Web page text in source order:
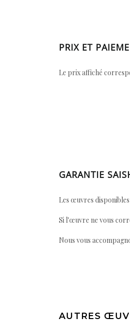
PRIX ET
Le prix affiché
GARANTIE
Les œuvres
Si l'œuvre ne vous
Nous vous
AUTRES